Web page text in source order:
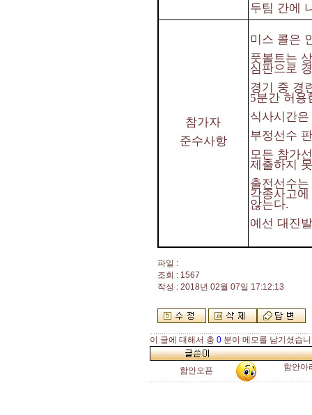
두팀 간에
참가자
준수사항
미스 콜은
풋볼트는
심판으로
경기 중 경
5분간 허용
식사시간
부정선수
모든 참가
제출하지
출전선수
각종사고
않는다.
예선 대진
파일 :
조회 : 1567
작성 : 2018년 02월 07일 17:12:13
이 글에 대해서 총 0 분이 메모를 남기셨습
함안오픈 함안아